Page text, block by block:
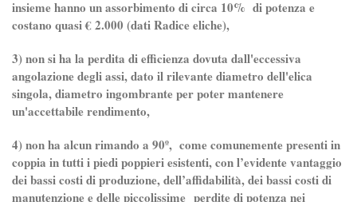
insieme hanno un assorbimento di circa 10% di potenza e
costano quasi € 2.000 (dati Radice eliche),
3) non si ha la perdita di efficienza dovuta dall'eccessiva
angolazione degli assi, dato il rilevante diametro dell'elica
singola, diametro ingombrante per poter mantenere
un'accettabile rendimento,
4) non ha alcun rimando a 90º, come comunemente presenti in
coppia in tutti i piedi poppieri esistenti, con l’evidente vantaggio
dei bassi costi di produzione, dell’affidabilità, dei bassi costi di
manutenzione e delle piccolissime perdite di potenza nei